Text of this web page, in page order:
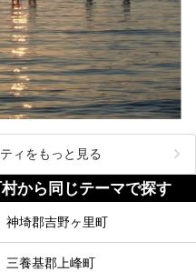
ィをもっと見る
から同じテーマで探す
神埼郡吉野ヶ里町
三養基郡上峰町